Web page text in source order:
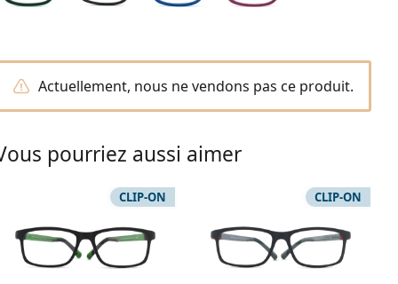
Actuellement, nous ne vendons pas ce produit.
pourriez aussi aimer
CLIP-ON CLIP-ON